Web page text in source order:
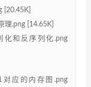
[20.45K]
理.png [14.65K]
化和反序列化.png
对应的内存图.png